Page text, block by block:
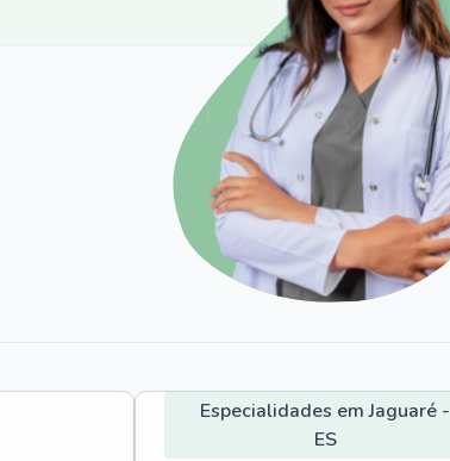
Especialidades em Jaguaré -
ES